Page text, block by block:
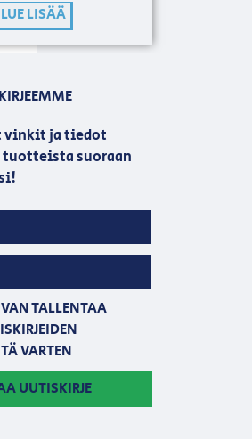
LUE LISÄÄ
vinkit ja tiedot
suoraan
TALLENTAA
VARTEN
UUTISKIRJE